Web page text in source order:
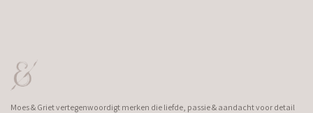
Moes & Griet vertegenwoordigt merken die liefde, passie & aandacht voor detail